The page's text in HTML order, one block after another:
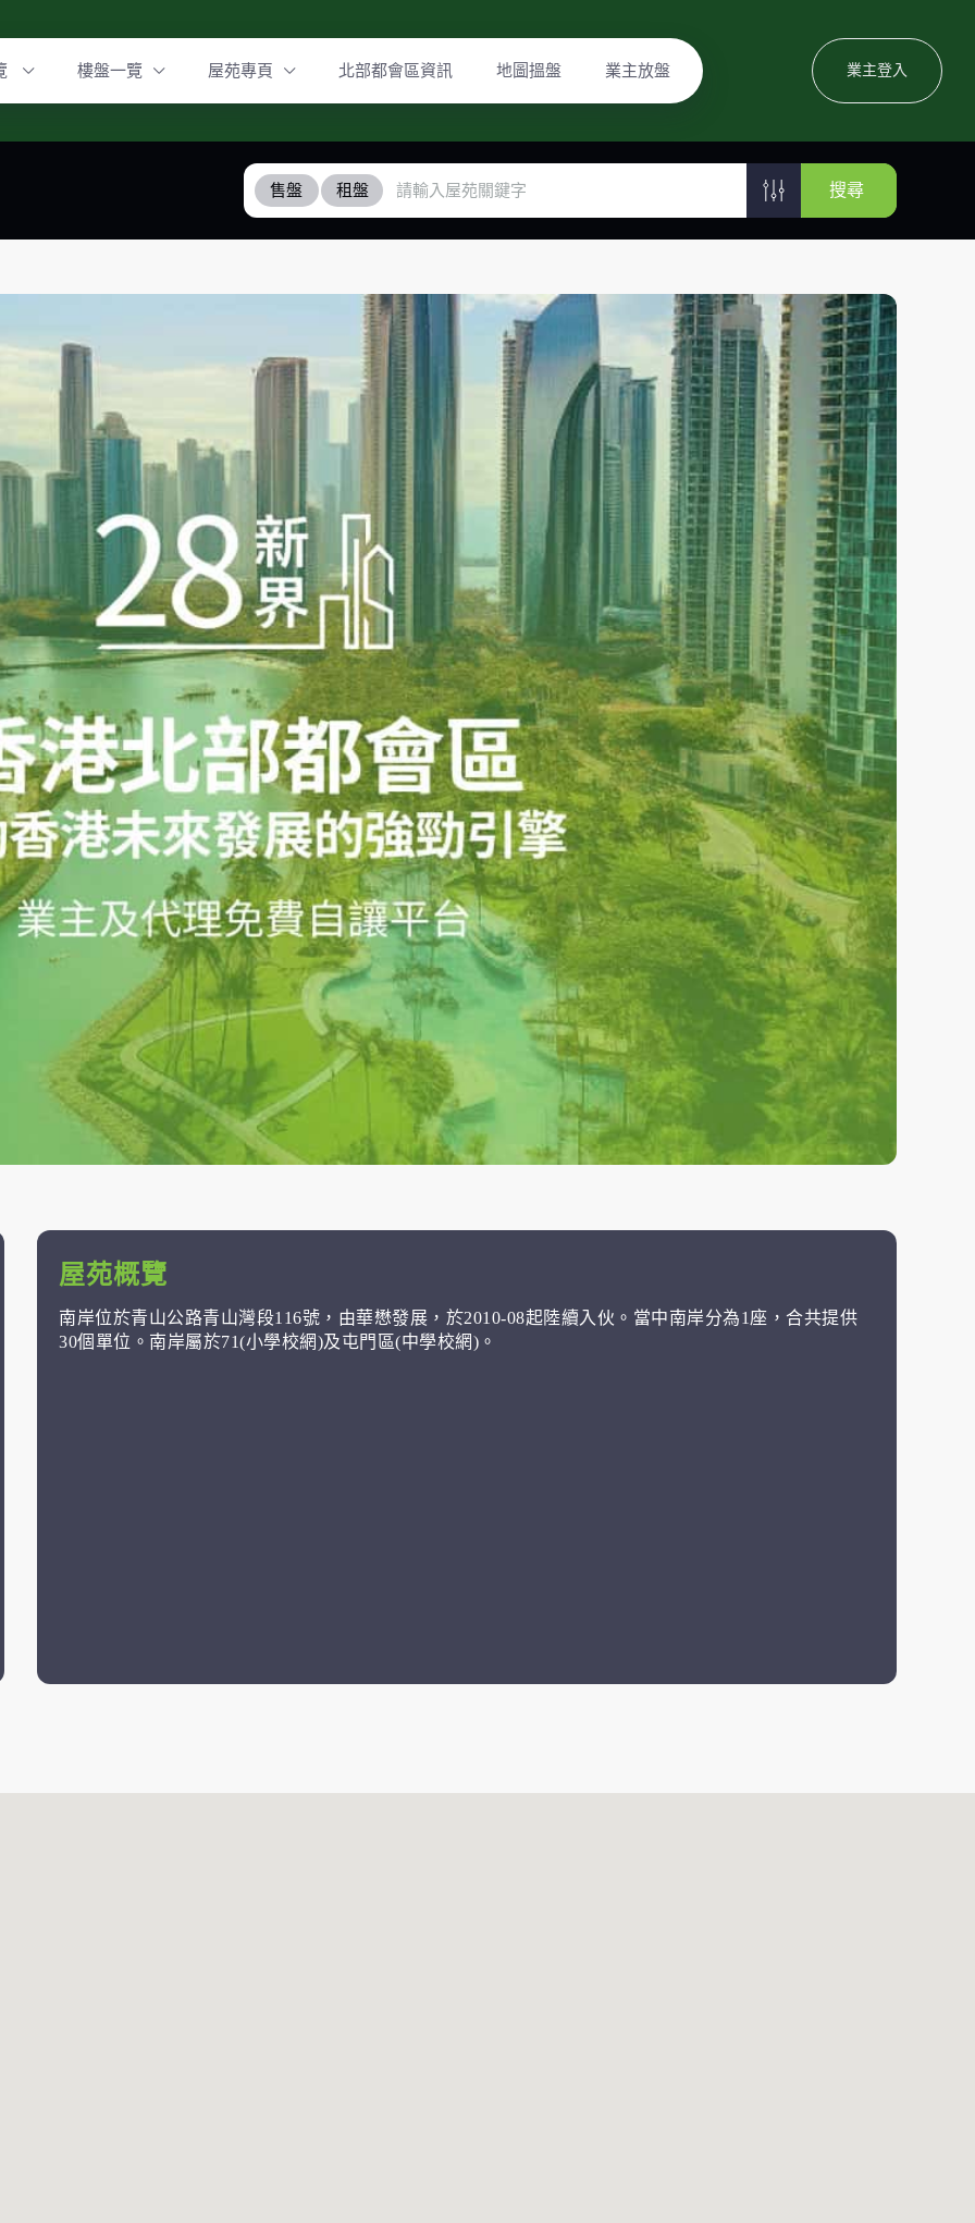
樓盤一覽 屋苑專頁 北部都會區資訊 地圖搵盤 業主放盤 業主登入
售盤 租盤 搜尋
屋苑概覽
南岸位於青山公路青山灣段116號，由華懋發展，於2010-08起陸續入伙。當中南岸分為1座，合共提供
30個單位。南岸屬於71(小學校網)及屯門區(中學校網)。